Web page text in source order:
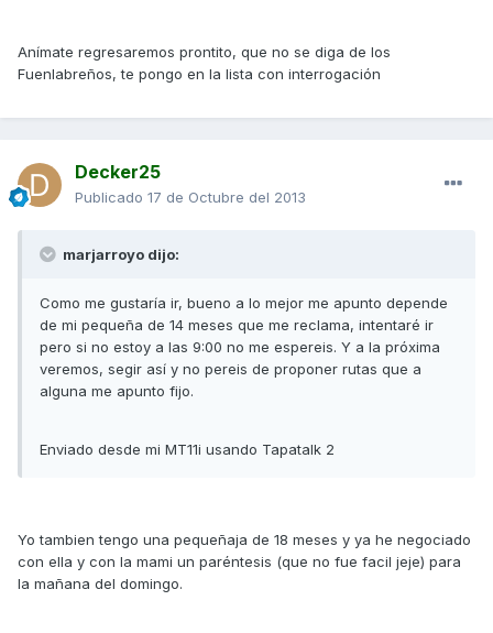
Anímate regresaremos prontito, que no se diga de los
Fuenlabreños, te pongo en la lista con interrogación
Decker25
Publicado 17 de Octubre del 2013
marjarroyo dijo:
Como me gustaría ir, bueno a lo mejor me apunto depende
de mi pequeña de 14 meses que me reclama, intentaré ir
pero si no estoy a las 9:00 no me espereis. Y a la próxima
veremos, segir así y no pereis de proponer rutas que a
alguna me apunto fijo.
Enviado desde mi MT11i usando Tapatalk 2
Yo tambien tengo una pequeñaja de 18 meses y ya he negociado
con ella y con la mami un paréntesis (que no fue facil jeje) para
la mañana del domingo.